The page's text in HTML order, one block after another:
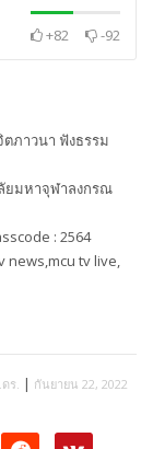
+82 -92
ภาวนา ฟังธรรม
ยมหาจุฬาลงกรณ
: 2564
news,mcu tv live,
ร. | กันยายน 22, 2022